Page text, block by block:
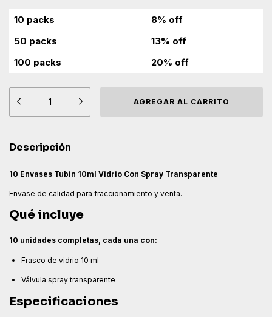
Descripción
10 Envases Tubin 10ml Vidrio Con Spray Transparente
Envase de calidad para fraccionamiento y venta.
Qué incluye
10 unidades completas, cada una con:
Frasco de vidrio 10 ml
Válvula spray transparente
Especificaciones